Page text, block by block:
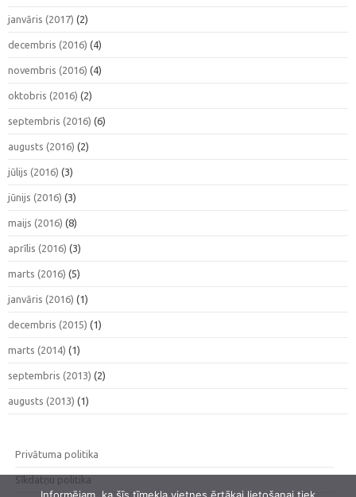
janvāris (2017) (2)
decembris (2016) (4)
novembris (2016) (4)
oktobris (2016) (2)
septembris (2016) (6)
augusts (2016) (2)
jūlijs (2016) (3)
jūnijs (2016) (3)
maijs (2016) (8)
aprīlis (2016) (3)
marts (2016) (5)
janvāris (2016) (1)
decembris (2015) (1)
marts (2014) (1)
septembris (2013) (2)
augusts (2013) (1)
Privātuma politika
Sīkdatņu politika